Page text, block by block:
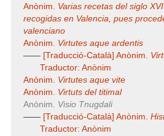
Anònim. Varias recetas del siglo
recogidas en Valencia, pues
valenciano
Anònim. Virtutes aque ardentis
—— [Traducció-Català] Anònim.
Traductor: Anònim
Anònim. Virtutes aque vite
Anònim. Virtuts del titimal
Anònim. Visio Tnugdali
—— [Traducció-Català] Anònim.
Traductor: Anònim